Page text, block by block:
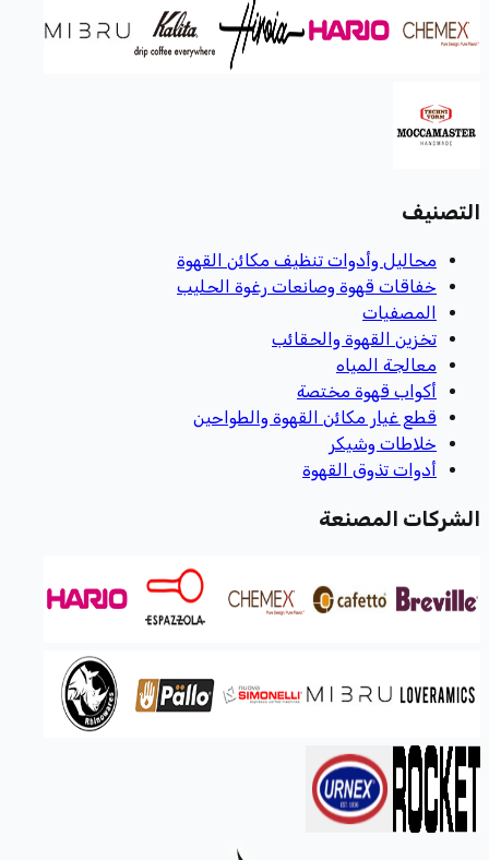
التصنيف
محاليل وأدوات تنظيف مكائن القهوة
خفاقات قهوة وصانعات رغوة الحليب
المصفيات
تخزين القهوة والحقائب
معالجة المياه
أكواب قهوة مختصة
قطع غيار مكائن القهوة والطواحين
خلاطات وشيكر
أدوات تذوق القهوة
الشركات المصنعة